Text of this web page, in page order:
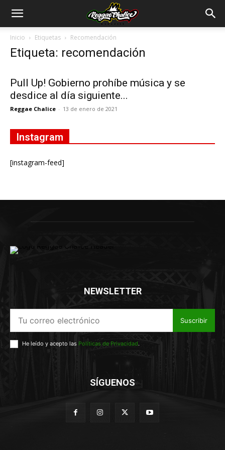
Inicio Etiquetas Recomendación
Etiqueta: recomendación
Pull Up! Gobierno prohíbe música y se
desdice al día siguiente...
Reggae Chalice - 13 de enero de 2021
Instagram
[instagram-feed]
NEWSLETTER
Suscribir
He leído y acepto las Políticas de Privacidad.
SÍGUENOS